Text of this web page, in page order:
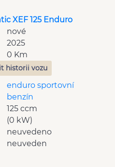
XEF 125 Enduro
nové
2025
0 Km
historii vozu
enduro sportovní
benzín
125 ccm
(0 kW)
neuvedeno
neuveden